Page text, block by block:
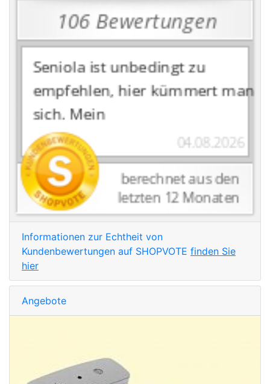
Informationen zur Echtheit von
Kundenbewertungen auf SHOPVOTE finden Sie
hier
Angebote